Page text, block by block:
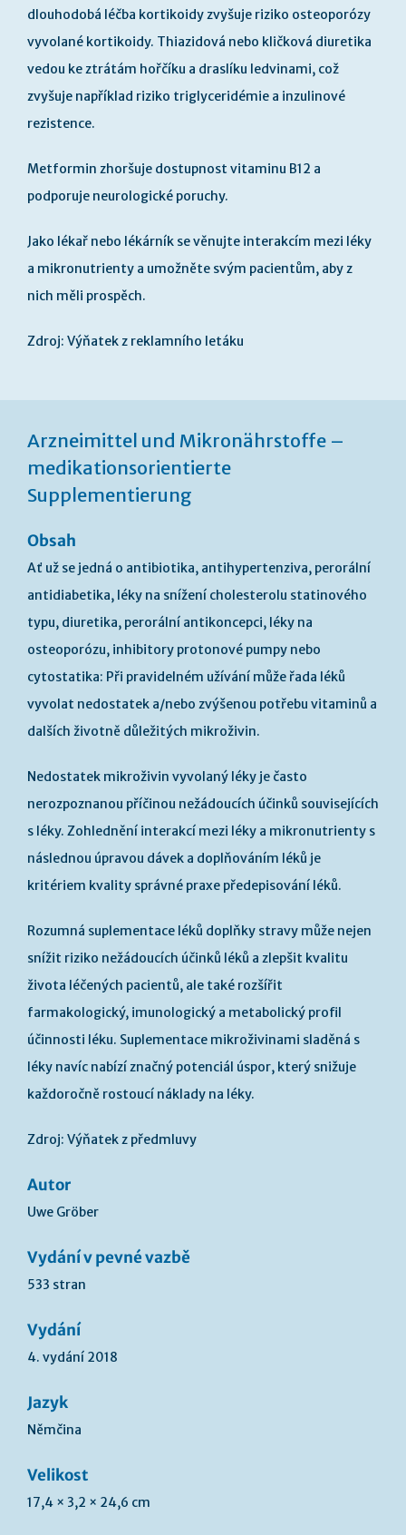
dlouhodobá léčba kortikoidy zvyšuje riziko osteoporózy
vyvolané kortikoidy. Thiazidová nebo kličková diuretika
vedou ke ztrátám hořčíku a draslíku ledvinami, což
zvyšuje například riziko triglyceridémie a inzulinové
rezistence.
Metformin zhoršuje dostupnost vitaminu B12 a
podporuje neurologické poruchy.
Jako lékař nebo lékárník se věnujte interakcím mezi léky
a mikronutrienty a umožněte svým pacientům, aby z
nich měli prospěch.
Zdroj: Výňatek z reklamního letáku
Arzneimittel und Mikronährstoffe –
medikationsorientierte
Supplementierung
Obsah
Ať už se jedná o antibiotika, antihypertenziva, perorální
antidiabetika, léky na snížení cholesterolu statinového
typu, diuretika, perorální antikoncepci, léky na
osteoporózu, inhibitory protonové pumpy nebo
cytostatika: Při pravidelném užívání může řada léků
vyvolat nedostatek a/nebo zvýšenou potřebu vitaminů a
dalších životně důležitých mikroživin.
Nedostatek mikroživin vyvolaný léky je často
nerozpoznanou příčinou nežádoucích účinků souvisejících
s léky. Zohlednění interakcí mezi léky a mikronutrienty s
následnou úpravou dávek a doplňováním léků je
kritériem kvality správné praxe předepisování léků.
Rozumná suplementace léků doplňky stravy může nejen
snížit riziko nežádoucích účinků léků a zlepšit kvalitu
života léčených pacientů, ale také rozšířit
farmakologický, imunologický a metabolický profil
účinnosti léku. Suplementace mikroživinami sladěná s
léky navíc nabízí značný potenciál úspor, který snižuje
každoročně rostoucí náklady na léky.
Zdroj: Výňatek z předmluvy
Autor
Uwe Gröber
Vydání v pevné vazbě
533 stran
Vydání
4. vydání 2018
Jazyk
Němčina
Velikost
17,4 × 3,2 × 24,6 cm